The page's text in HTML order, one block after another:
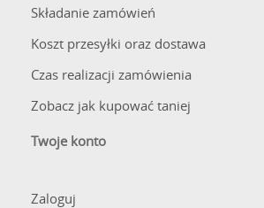
Składanie zamówień
Koszt przesyłki oraz dostawa
Czas realizacji zamówienia
Zobacz jak kupować taniej
Twoje konto
Zaloguj